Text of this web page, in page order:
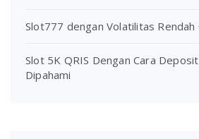
Slot777 dengan Volatilitas Rendah
Slot 5K QRIS Dengan Cara
Dipahami